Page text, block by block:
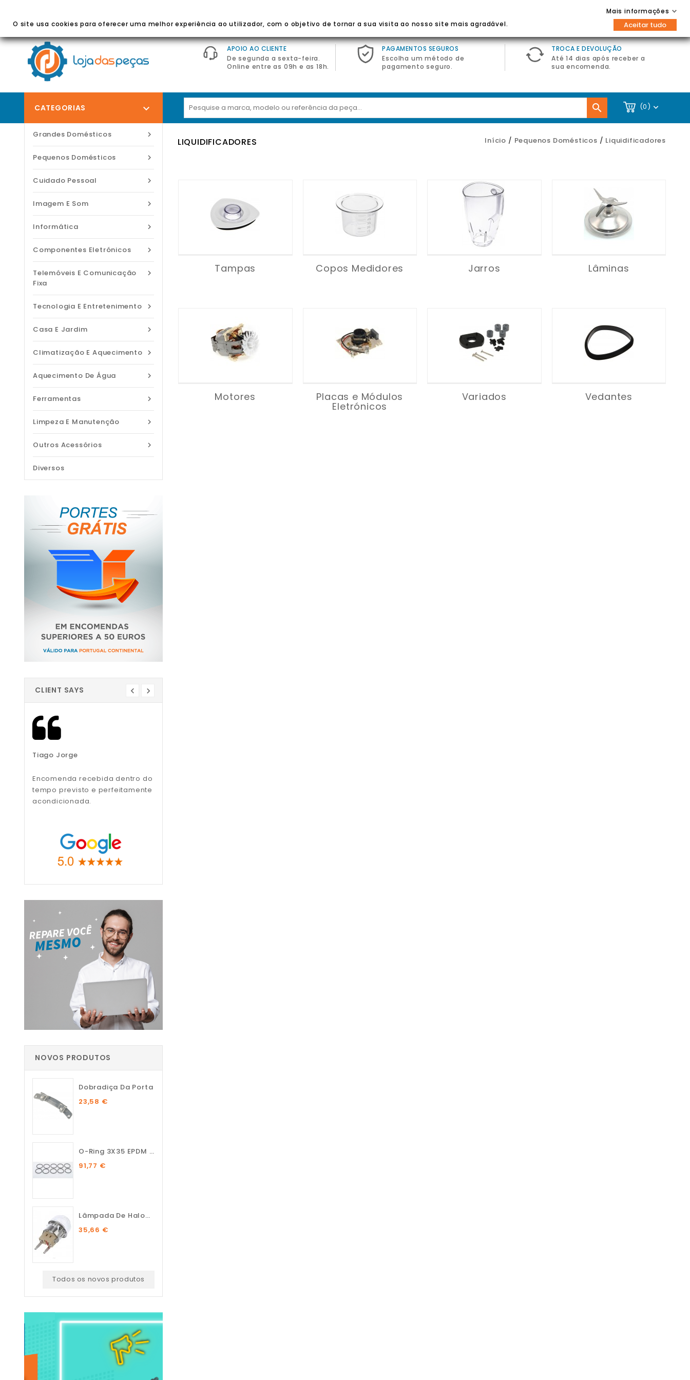
Entrar / Registar
APOIO AO CLIENTE
De segunda a sexta-feira.
Online entre as 09h e as 18h.
PAGAMENTOS SEGUROS
Escolha um método de
pagamento seguro.
TROCA E DEVOLUÇÃO
Até 14 dias após receber a
sua encomenda.
(0) 

CATEGORIAS 

Grandes Domésticos

Pequenos Domésticos

Cuidado Pessoal

Imagem E Som

Informática

Componentes Eletrónicos

Telemóveis E Comunicação
Fixa

Tecnologia E Entretenimento

Casa E Jardim

Climatização E Aquecimento

Aquecimento De Água

Ferramentas

Limpeza E Manutenção

Outros Acessórios
Diversos
CLIENT SAYS
Tiago Jorge
Encomenda recebida dentro do
tempo previsto e perfeitamente
acondicionada.
NOVOS PRODUTOS
Dobradiça Da Porta
23,58 €
O-Ring 3X35 EPDM 75 SH (10...
91,77 €
Lâmpada De Halogénio...
35,66 €
Todos os novos produtos
LIQUIDIFICADORES Início Pequenos Domésticos Liquidificadores
Tampas Copos Medidores Jarros Lâminas
Motores Placas e Módulos
Eletrónicos
Variados Vedantes
O site usa cookies para oferecer uma melhor experiência ao utilizador, com o objetivo de tornar a sua visita ao nosso site mais agradável.
Mais informações
Aceitar tudo